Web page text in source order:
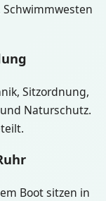
Sitzordnung,
Naturschutz.
Boot sitzen in